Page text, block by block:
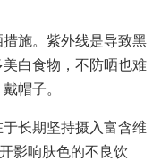
施。紫外线是导致黑
白食物，不防晒也难
帽子。
长期坚持摄入富含维
影响肤色的不良饮